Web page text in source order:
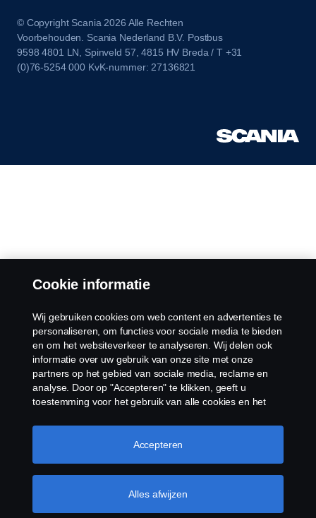
© Copyright Scania 2026 Alle Rechten
Voorbehouden. Scania Nederland B.V. Postbus
9598 4801 LN, Spinveld 57, 4815 HV Breda / T +31
(0)76-5254 000 KvK-nummer: 27136821
Cookie informatie
Wij gebruiken cookies om web content en advertenties te
personaliseren, om functies voor sociale media te bieden
en om het websiteverkeer te analyseren. Wij delen ook
informatie over uw gebruik van onze site met onze
partners op het gebied van sociale media, reclame en
analyse. Door op "Accepteren" te klikken, geeft u
toestemming voor het gebruik van alle cookies en het
door op "Cookie Instellingen" te klikken en de
categorieën te selecteren die u wilt accepteren. Voor een
Meer informatie over uw privacy
Alles afwijzen
Accepteren